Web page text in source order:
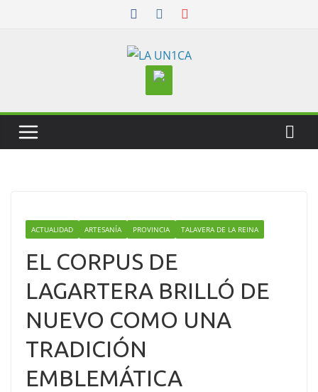
ACTUALIDAD ARTESANÍA PROVINCIA TALAVERA DE LA REINA
EL CORPUS DE
LAGARTERA BRILLÓ DE
NUEVO COMO UNA
TRADICIÓN
EMBLEMÁTICA